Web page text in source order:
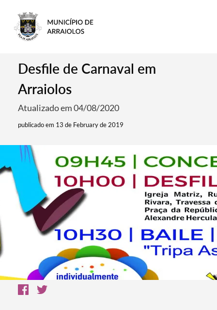
Desfile de Carnaval em
Arraiolos
Atualizado em 04/08/2020
publicado em 13 de February de 2019